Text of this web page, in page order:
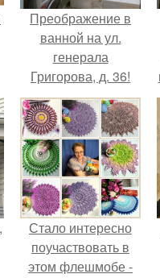
Преображение в
ванной на ул.
генерала
Григорова, д. 36!
Стало интересно
поучаствовать в
этом флешмобе -